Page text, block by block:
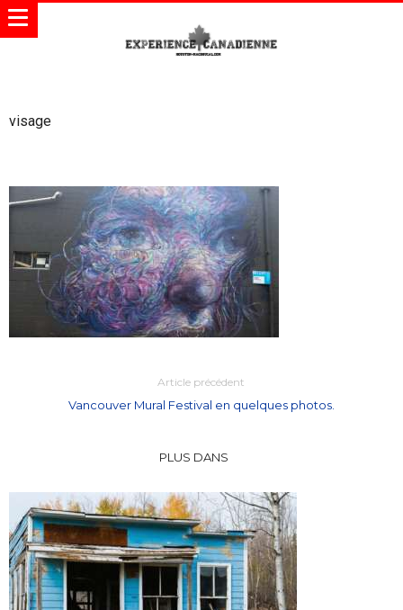
visage
Article précédent
Vancouver Mural Festival en quelques photos.
PLUS DANS